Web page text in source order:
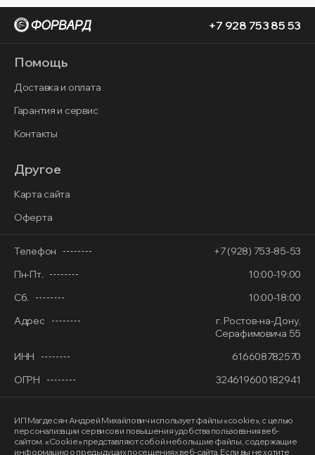
+7 928 753 85 53
Помощь
Доставка и оплата
Гарантия и сервис
Контакты
Другое
Карта сайта
Оферта
Телефон
+7 (928) 753-85-53
Пн-Пт.
10:00-19:00
Сб.
10:00-18:00
Адрес
г. Ростов-на-Дону,
Серафимовича 55
ИНН
616608782570
ОГРН
324619600182941
ИП Магдесян Андрей Михайлович использует файлы «cookie», с целью
персонализации сервисов и повышения удобства пользования веб-
сайтом. «Cookie» представляют собой небольшие файлы, содержащие
информацию о предыдущих посещениях веб-сайта. Если вы не хотите